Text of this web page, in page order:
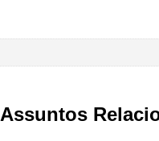
Assuntos